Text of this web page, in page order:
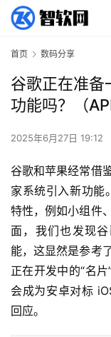
首页 数码分享
谷歌正在准备
功能吗？（
2025年6月27日 19:12
谷歌和苹果经常借
家系统引入新功能
特性，例如小组件
面，我们也发现
能，这显然是参考
正在开发中的“名
会成为安卓对标
回应。